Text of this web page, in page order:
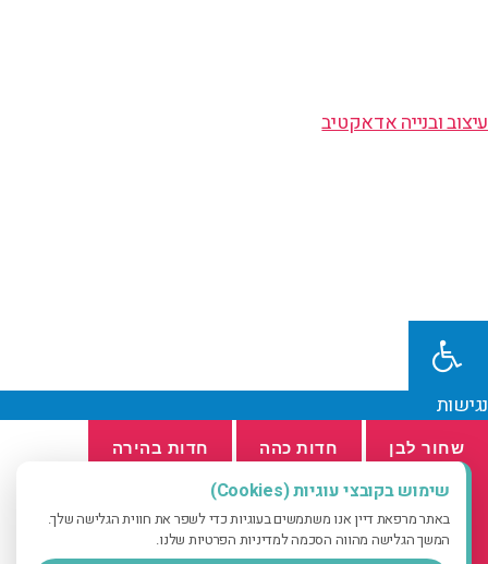
עיצוב ובנייה אדאקטיב
שימוש בקובצי עוגיות (Cookies)
באתר מרפאת דיין אנו משתמשים בעוגיות כדי לשפר את חווית הגלישה שלך.
המשך הגלישה מהווה הסכמה למדיניות הפרטיות שלנו.
נגישות
שחור לבן חדות כהה חדות בהירה
הפסק הבהובים פונט קריא
א א